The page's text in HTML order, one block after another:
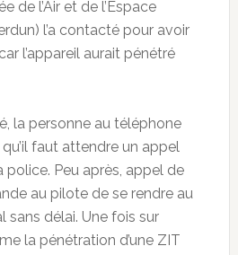
de l’Air et de l’Espace
l’a contacté pour avoir
l’appareil aurait pénétré
la personne au téléphone
faut attendre un appel
Peu après, appel de
au pilote de se rendre au
sans délai. Une fois sur
la pénétration d’une ZIT